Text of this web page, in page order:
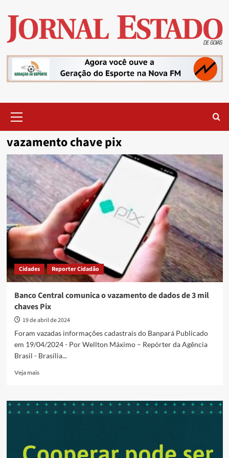
content
Menu
vazamento chave pix
Cidades Reporter Cidadão
Banco Central comunica o vazamento de dados de 3 mil
chaves Pix
19 de abril de 2024
Foram vazadas informações cadastrais do Banpará Publicado
em 19/04/2024 - Por Wellton Máximo – Repórter da Agência
Brasil - Brasília...
Veja maisRead
Banco
Central
de